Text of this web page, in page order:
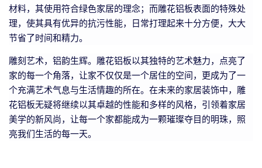
材料，其使用符合绿色家居的理念；而雕花铝板表面的特殊处
理，使其具有优异的抗污性能，日常打理起来十分方便，大大
节省了时间和精力。
雕刻艺术，铝韵生辉。雕花铝板以其独特的艺术魅力，点亮了
家的每一个角落，让家不仅仅是一个居住的空间，更成为了一
个充满艺术气息与生活情趣的所在。在未来的家居装饰中，雕
花铝板无疑将继续以其卓越的性能和多样的风格，引领着家居
美学的新风尚，让每一个家都能成为一颗璀璨夺目的明珠，照
亮我们生活的每一天。